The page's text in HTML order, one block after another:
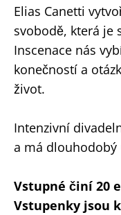
Elias Canetti
svobodě, která je
Inscenace nás
konečností a
život.
Intenzivní
a má dlouhodobý
Vstupné činí 20
Vstupenky jsou